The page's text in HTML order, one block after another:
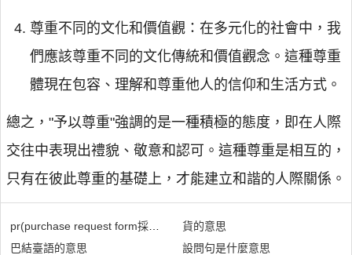
尊重不同的文化和價值觀：在多元化的社會中，我
們應該尊重不同的文化傳統和價值觀念。這種尊重
體現在包容、理解和尊重他人的信仰和生活方式。
總之，"予以尊重"強調的是一種積極的態度，即在人際
交往中表現出禮貌、敬意和認可。這種尊重是相互的，
只有在彼此尊重的基礎上，才能建立和諧的人際關係。
pr(purchase request form採購申請單)是什麼意思
巴結臺語的意思
貨的意思
設問句是什麼意思